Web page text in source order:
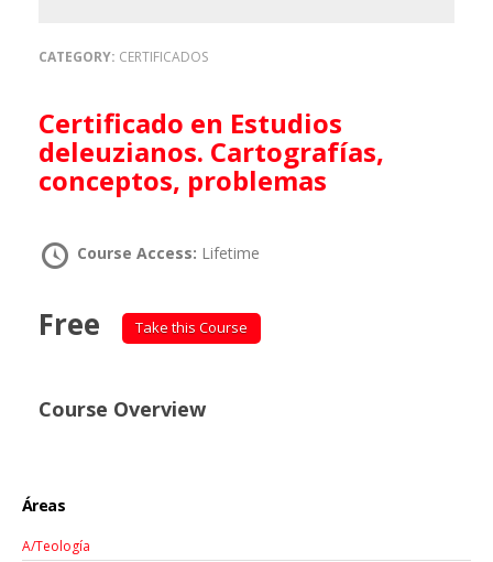
CATEGORY: CERTIFICADOS
Certificado en Estudios
deleuzianos. Cartografías,
conceptos, problemas
Course Access: Lifetime
Free Take this Course
Course Overview
Áreas
A/Teología